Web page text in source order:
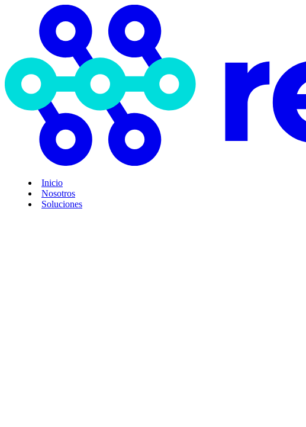
Inicio
Nosotros
Soluciones